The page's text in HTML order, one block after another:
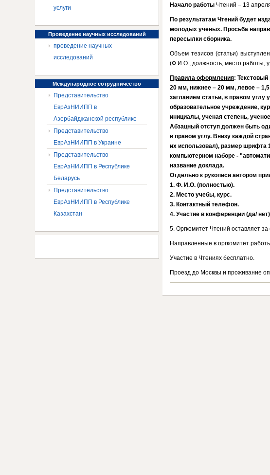
Начало работы Чтений – 13
По результатам Чтений будет
молодых ученых. Просьба
пересылки сборника.
Объем тезисов (статьи)
(Ф.И.О., должность, место работы,
Правила оформления:
20 мм, нижнее – 20 мм, левое –
заглавием статьи, в правом
образовательное учреждение,
инициалы, ученая степень,
Абзацный отступ должен быть
в правом углу. Внизу каждой
их использовал), размер шрифта
компьютерном наборе -
название доклада.
Отдельно к рукописи автором
1. Ф. И.О. (полностью).
2. Место учебы, курс.
3. Контактный телефон.
4. Участие в конференции (да/
5. Оргкомитет Чтений оставляет
Направленные в оргкомитет
Участие в Чтениях бесплатно.
Проезд до Москвы и проживание
услуги
Проведениенаучных исследований
проведение научных
исследований
Международное сотрудничество
Представительство
ЕврАзНИИПП в
Азербайджанской республике
Представительство
ЕврАзНИИПП в Украине
Представительство
ЕврАзНИИПП в Республике
Беларусь
Представительство
ЕврАзНИИПП в Республике
Казахстан